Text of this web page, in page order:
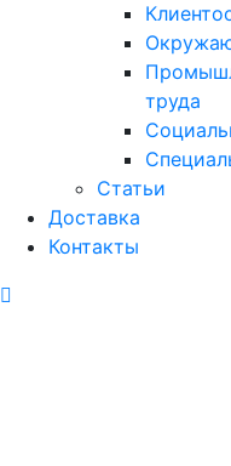
труда
Статьи
Доставка
Контакты